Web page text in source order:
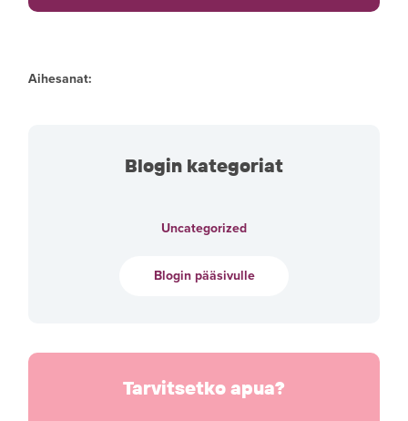
Aihesanat:
Blogin kategoriat
Uncategorized
Blogin pääsivulle
Tarvitsetko apua?